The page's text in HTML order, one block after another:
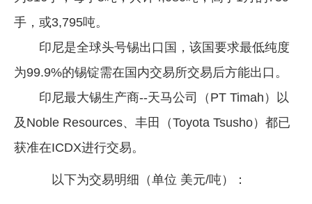
《资源再生》杂志
手，或3,795吨。
印尼是全球头号锡出口国，该国要求最低纯度
为99.9%的锡锭需在国内交易所交易后方能出口。
印尼最大锡生产商--天马公司（PT Timah）以
及Noble Resources、丰田（Toyota Tsusho）都已
获准在ICDX进行交易。
以下为交易明细（单位 美元/吨）：